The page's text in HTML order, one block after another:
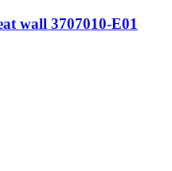
wall 3707010-E01